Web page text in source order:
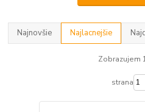
Najnovšie Najlacnejšie
Zobrazujem
strana